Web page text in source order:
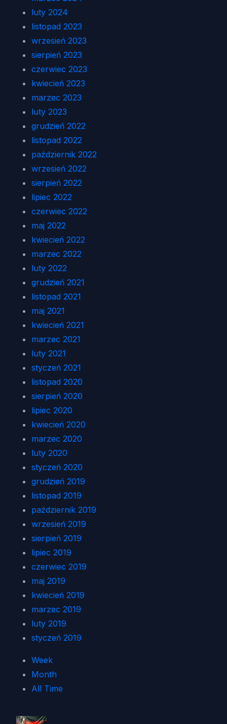
luty 2024
listopad 2023
wrzesień 2023
sierpień 2023
czerwiec 2023
kwiecień 2023
marzec 2023
luty 2023
grudzień 2022
listopad 2022
październik 2022
wrzesień 2022
sierpień 2022
lipiec 2022
czerwiec 2022
maj 2022
kwiecień 2022
marzec 2022
luty 2022
grudzień 2021
listopad 2021
maj 2021
kwiecień 2021
marzec 2021
luty 2021
styczeń 2021
listopad 2020
sierpień 2020
lipiec 2020
kwiecień 2020
marzec 2020
luty 2020
styczeń 2020
grudzień 2019
listopad 2019
październik 2019
wrzesień 2019
sierpień 2019
lipiec 2019
czerwiec 2019
maj 2019
kwiecień 2019
marzec 2019
luty 2019
styczeń 2019
Week
Month
All Time